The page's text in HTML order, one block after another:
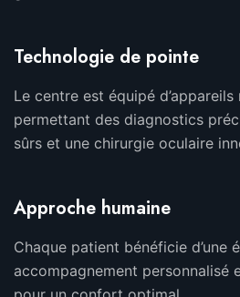
Technologie de pointe
Le centre est équipé d’appareils
permettant des diagnostics
sûrs et une chirurgie oculaire
Approche humaine
Chaque patient bénéficie d’une
accompagnement personnalisé